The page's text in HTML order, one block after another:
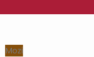
Mozi